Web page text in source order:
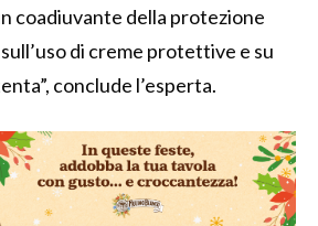
coadiuvante della protezione
di creme protettive e su
conclude l’esperta.